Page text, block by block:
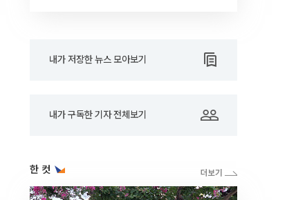
내가 저장한 뉴스 모아보기
내가 구독한 기자 전체보기
한 컷